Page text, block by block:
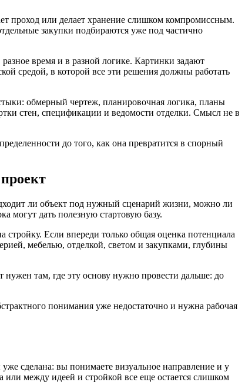
проход или делает хранение слишком компромиссным.
закупки подбираются уже под частично
время и в разной логике. Картинки задают
средой, в которой все эти решения должны работать
обмерный чертеж, планировочная логика, планы
стен, спецификации и ведомости отделки. Смысл не в
до того, как она превратится в спорный
ли объект под нужный сценарий жизни, можно ли
могут дать полезную стартовую базу.
стройку. Если впереди только общая оценка потенциала
мебелью, отделкой, светом и закупками, глубины
там, где эту основу нужно провести дальше: до
понимания уже недостаточно и нужна рабочая
сделана: вы понимаете визуальное направление и у
или между идеей и стройкой все еще остается слишком